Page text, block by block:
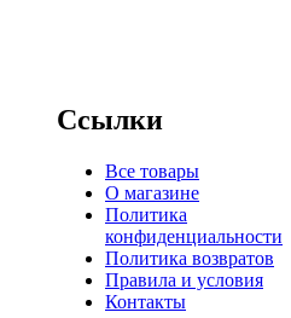
Ссылки
Все товары
О магазине
Политика
конфиденциальности
Политика возвратов
Правила и условия
Контакты